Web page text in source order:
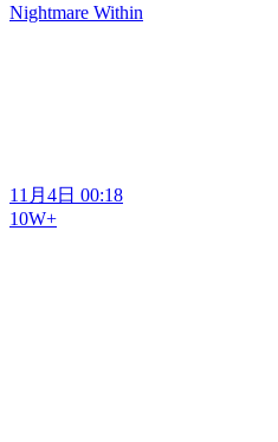
Nightmare Within
11月4日 00:18
10W+